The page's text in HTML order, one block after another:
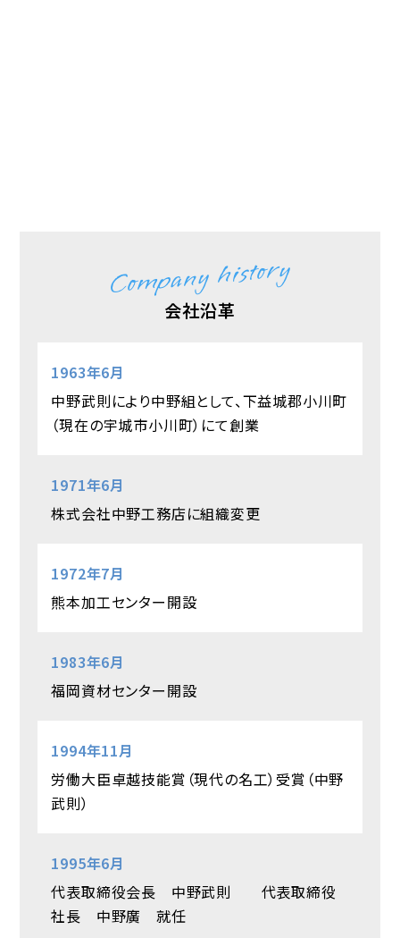
Company history
会社沿革
1963年6月
中野武則により中野組として、下益城郡小川町
（現在の宇城市小川町）にて創業
1971年6月
株式会社中野工務店に組織変更
1972年7月
熊本加工センター開設
1983年6月
福岡資材センター開設
1994年11月
労働大臣卓越技能賞（現代の名工）受賞（中野
武則）
1995年6月
代表取締役会長 中野武則 代表取締役
社長 中野廣 就任